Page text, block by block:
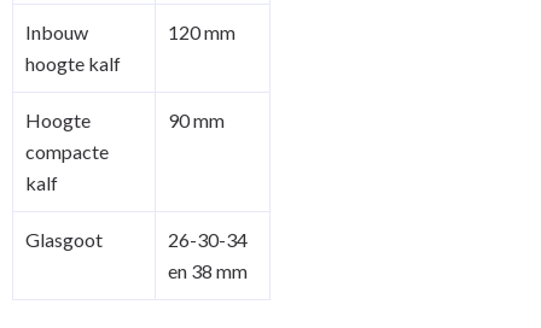
Inbouw
hoogte kalf
120 mm
Hoogte
compacte
kalf
90 mm
Glasgoot
26-30-34
en 38 mm